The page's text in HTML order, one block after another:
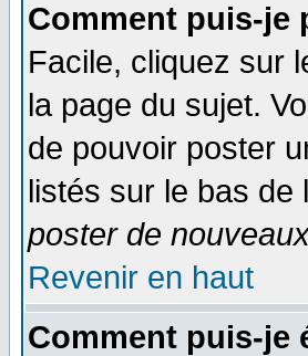
Comment puis-je
Facile, cliquez sur
la page du sujet.
de pouvoir poster
listés sur le bas
poster de
Revenir en haut
Comment puis-je